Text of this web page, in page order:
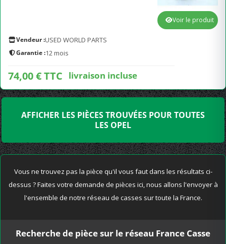
Vendeur :USED WORLD PARTS
Garantie :12 mois
74,00 € TTC livraison incluse
Voir le produit
AFFICHER LES PIÈCES TROUVÉES POUR TOUTES
LES OPEL
Vous ne trouvez pas la pièce qu'il vous faut dans les résultats ci-
dessus ? Faites votre demande de pièces ici, nous allons l'envoyer à
l'ensemble de notre réseau de casses sur toute la France.
Recherche de pièce sur le réseau France Casse